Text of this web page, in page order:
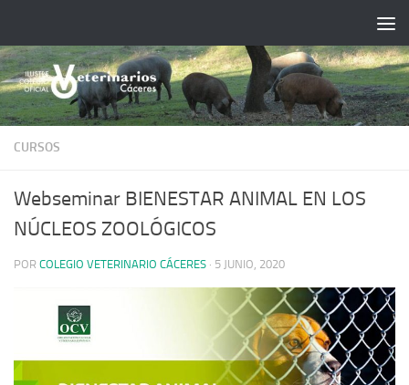
CURSOS
Webseminar BIENESTAR ANIMAL EN LOS
NÚCLEOS ZOOLÓGICOS
POR COLEGIO VETERINARIO CÁCERES · 5 JUNIO, 2020